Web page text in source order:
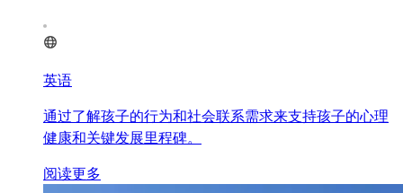
英语
通过了解孩子的行为和社会联系需求来支持孩子的心理
健康和关键发展里程碑。
阅读更多